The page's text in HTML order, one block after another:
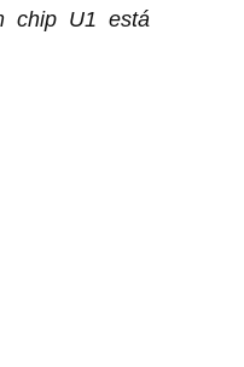
chip U1 está